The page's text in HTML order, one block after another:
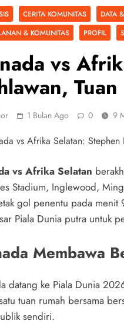
CERITA KOMUNITAS DATA
& KOMUNITAS
PROFIL
vs
1 Bulan Ago 0 9
vs Afrika Selatan
Stadium, Inglewood,
gol penentu pada menit
Piala Dunia putra untuk
Membawa
datang ke Piala Dunia
tuan rumah bersama
sendiri.